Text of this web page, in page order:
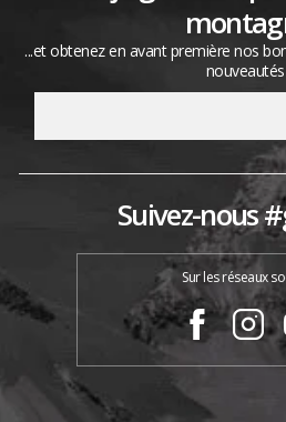
...et obtenez en avant première nos
nouveautés
Suivez-nous
Sur les réseaux